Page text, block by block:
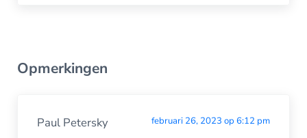
Opmerkingen
Paul Petersky februari 26, 2023 op 6:12 pm